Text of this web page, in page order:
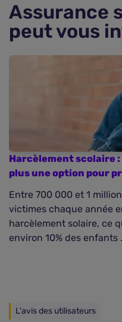
Assurance
peut vous
Harcèlement scolaire :
plus une option pour
Entre 700 000 et 1
victimes chaque année
harcèlement solaire, ce
environ 10% des enfants
L'avis des utilisateurs